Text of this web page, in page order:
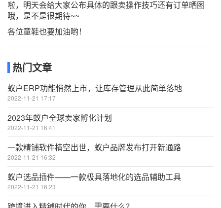
啦，明天会给大家公布具体的跟卖操作技巧还有订单晒图
哦，是不是很期待~~
各位童鞋也要加油哟！
热门文章
蚁户ERP功能悄然上市，让库存管理从此简单落地
2022-11-21 17:17
2023年蚁户全球卖家孵化计划
2022-11-21 16:41
一款精铺软件横空出世，蚁户品牌发布打开新通路
2022-11-21 16:32
蚁户选品插件——一款极具落地化的选品辅助工具
2022-11-21 16:23